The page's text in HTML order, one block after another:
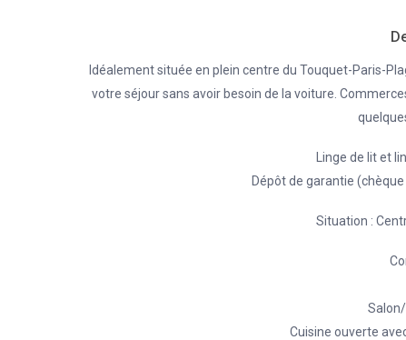
Idéalement située en plein centre du Touquet-Paris-
votre séjour sans avoir besoin de la voiture.
Linge de lit et
Dépôt de garantie
Situation :
Cuisine ouverte